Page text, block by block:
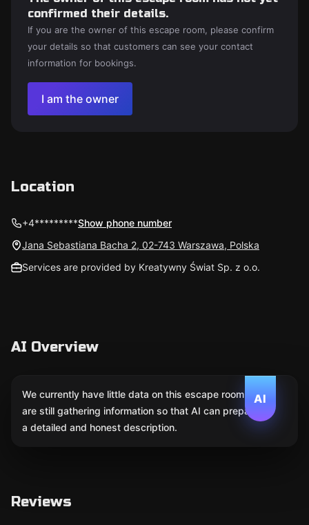
confirmed their details.
If you are the owner of this escape room, please confirm
your details so that customers can see your contact
information for bookings.
I am the owner
Location
+4*********Show phone number
Jana Sebastiana Bacha 2, 02-743 Warszawa, Polska
Services are provided by Kreatywny Świat Sp. z o.o.
AI Overview
AI
We currently have little data on this escape room. We
are still gathering information so that AI can prepare
a detailed and honest description.
Reviews